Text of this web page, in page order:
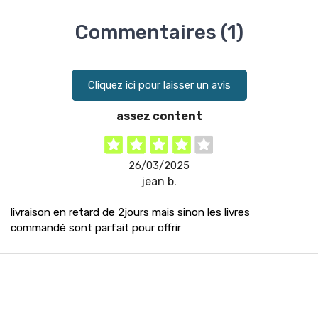
Commentaires (1)
Cliquez ici pour laisser un avis
assez content
26/03/2025
jean b.
livraison en retard de 2jours mais sinon les livres
commandé sont parfait pour offrir